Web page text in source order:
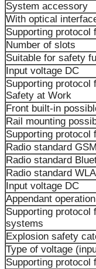
System accessory
With optical
Supporting protocol
Number of slots
Suitable for safety
Input voltage DC
Supporting protocol
Safety at Work
Front built-in
Rail mounting
Supporting protocol
Radio standard GSM
Radio standard
Radio standard
Input voltage DC
Appendant
Supporting protocol
systems
Explosion safety
Type of voltage
Supporting protocol